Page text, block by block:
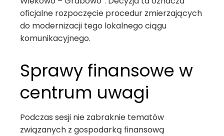
oficjalne rozpoczęcie procedur zmierzających
do modernizacji tego lokalnego ciągu
komunikacyjnego.
Sprawy finansowe w
centrum uwagi
Podczas sesji nie zabraknie tematów
związanych z gospodarką finansową